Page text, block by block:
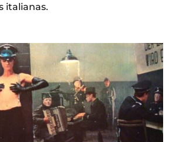
italianas.